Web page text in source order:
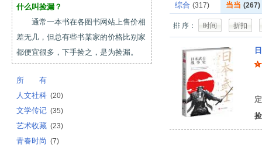
什么叫捡漏？
通常一本书在各图书网站上售价相
差无几，但总有些书某家的价格比别家
都便宜很多，下手捡之，是为捡漏。
所 有
人文社科 (20)
文学传记 (35)
艺术收藏 (23)
青春时尚 (7)
综合 (317) 当当 (267)
排 序： 时间 折扣